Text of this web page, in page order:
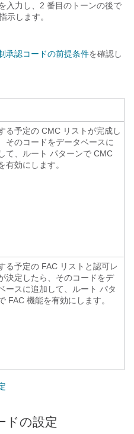
入力し、2 番目のトーンの後で
示します。
承認コードの前提条件を確認し
る予定の CMC リストが完成し
そのコードをデータベースに
て、ルート パターンで CMC
有効にします。
る予定の FAC リストと認可レ
決定したら、そのコードをデ
ースに追加して、ルート パタ
FAC 機能を有効にします。
ドの設定